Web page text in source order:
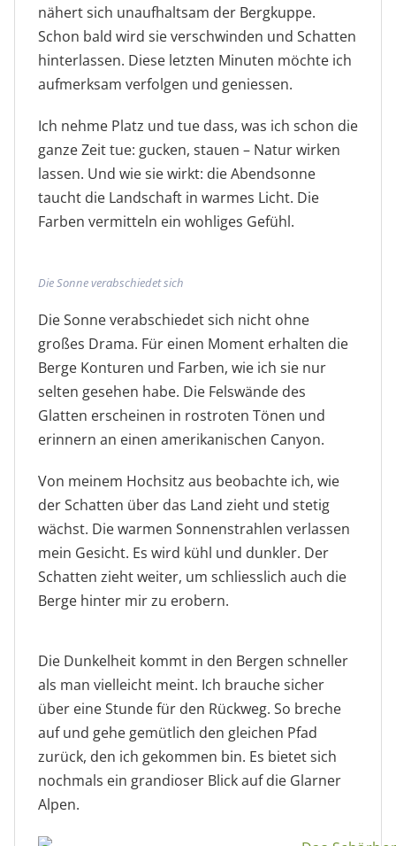
nähert sich unaufhaltsam der Bergkuppe.
Schon bald wird sie verschwinden und Schatten
hinterlassen. Diese letzten Minuten möchte ich
aufmerksam verfolgen und geniessen.
Ich nehme Platz und tue dass, was ich schon die
ganze Zeit tue: gucken, stauen – Natur wirken
lassen. Und wie sie wirkt: die Abendsonne
taucht die Landschaft in warmes Licht. Die
Farben vermitteln ein wohliges Gefühl.
Die Sonne verabschiedet sich
Die Sonne verabschiedet sich nicht ohne
großes Drama. Für einen Moment erhalten die
Berge Konturen und Farben, wie ich sie nur
selten gesehen habe. Die Felswände des
Glatten erscheinen in rostroten Tönen und
erinnern an einen amerikanischen Canyon.
Von meinem Hochsitz aus beobachte ich, wie
der Schatten über das Land zieht und stetig
wächst. Die warmen Sonnenstrahlen verlassen
mein Gesicht. Es wird kühl und dunkler. Der
Schatten zieht weiter, um schliesslich auch die
Berge hinter mir zu erobern.
Dämmerlicht
Die Dunkelheit kommt in den Bergen schneller
als man vielleicht meint. Ich brauche sicher
über eine Stunde für den Rückweg. So breche
auf und gehe gemütlich den gleichen Pfad
zurück, den ich gekommen bin. Es bietet sich
nochmals ein grandioser Blick auf die Glarner
Alpen.